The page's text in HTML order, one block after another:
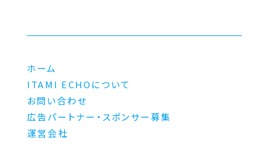
ホーム
ITAMI ECHOについて
お問い合わせ
広告パートナー・スポンサー募集
運営会社